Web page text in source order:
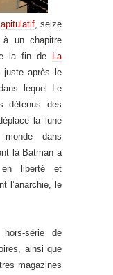
, seize
un chapitre
la fin de
La
juste après le
lequel Le
détenus des
la lune
dans
là Batman a
liberté et
l’anarchie, le
série de
ainsi que
magazines